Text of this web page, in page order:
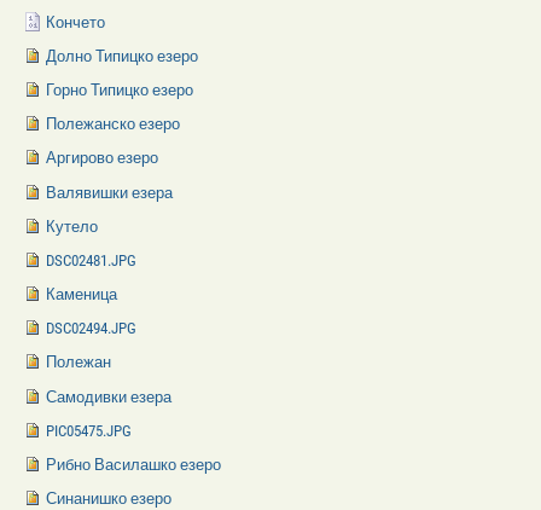
Кончето
Долно Типицко езеро
Горно Типицко езеро
Полежанско езеро
Аргирово езеро
Валявишки езера
Кутело
DSC02481.JPG
Каменица
DSC02494.JPG
Полежан
Самодивки езера
PIC05475.JPG
Рибно Василашко езеро
Синанишко езеро